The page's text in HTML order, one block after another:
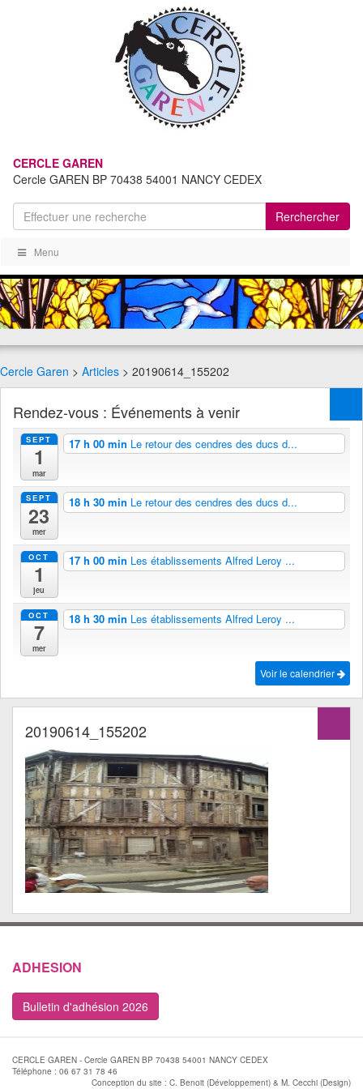
CERCLE GAREN
Cercle GAREN BP 70438 54001 NANCY CEDEX
Rerchercher
Menu
Cercle Garen > Articles > 20190614_155202
Rendez-vous : Événements à venir
SEPT
1
mar
17 h 00 min Le retour des cendres des ducs d...
SEPT
23
mer
18 h 30 min Le retour des cendres des ducs d...
OCT
1
jeu
17 h 00 min Les établissements Alfred Leroy ...
OCT
7
mer
18 h 30 min Les établissements Alfred Leroy ...
Voir le calendrier
20190614_155202
ADHESION
Bulletin d'adhésion 2026
CERCLE GAREN - Cercle GAREN BP 70438 54001 NANCY CEDEX
Téléphone : 06 67 31 78 46
Conception du site : C. Benoit (Développement) & M. Cecchi (Design)